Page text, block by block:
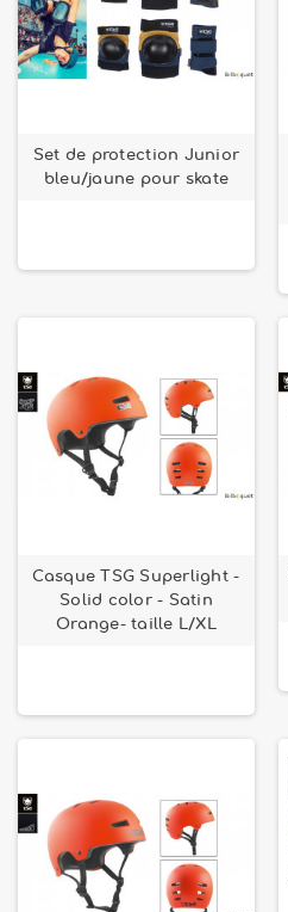
Set de protection Junior
bleu/jaune pour skate
Casque TSG Superlight -
Solid color - Satin
Orange- taille L/XL